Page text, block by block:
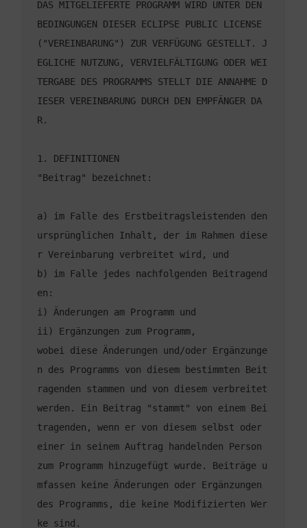
DAS MITGELIEFERTE PROGRAMM WIRD UNTER DEN
BEDINGUNGEN DIESER ECLIPSE PUBLIC LICENSE
("VEREINBARUNG") ZUR VERFÜGUNG GESTELLT. J
EGLICHE NUTZUNG, VERVIELFÄLTIGUNG ODER WEI
TERGABE DES PROGRAMMS STELLT DIE ANNAHME D
IESER VEREINBARUNG DURCH DEN EMPFÄNGER DA
a) im Falle des Erstbeitragsleistenden den
ursprünglichen Inhalt, der im Rahmen diese
b) im Falle jedes nachfolgenden Beitragend
wobei diese Änderungen und/oder Ergänzunge
n des Programms von diesem bestimmten Beit
ragenden stammen und von diesem verbreitet
werden. Ein Beitrag "stammt" von einem Bei
tragenden, wenn er von diesem selbst oder
einer in seinem Auftrag handelnden Person
zum Programm hinzugefügt wurde. Beiträge u
mfassen keine Änderungen oder Ergänzungen
des Programms, die keine Modifizierten Wer